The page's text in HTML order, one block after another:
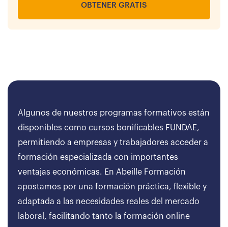
OBTENER GRATIS
Algunos de nuestros programas formativos están
disponibles como cursos bonificables FUNDAE,
permitiendo a empresas y trabajadores acceder a
formación especializada con importantes
ventajas económicas. En Abeille Formación
apostamos por una formación práctica, flexible y
adaptada a las necesidades reales del mercado
laboral, facilitando tanto la formación online